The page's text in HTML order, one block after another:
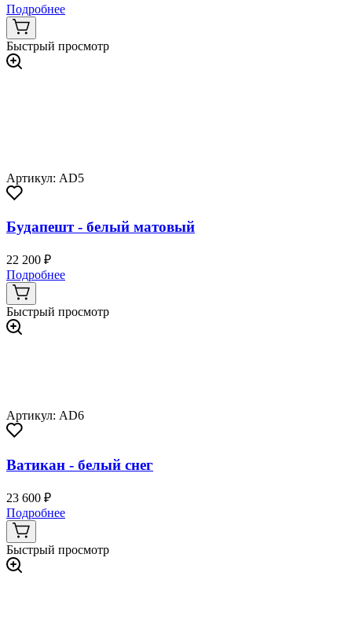
Подробнее
Быстрый просмотр
Артикул: AD5
Будапешт - белый матовый
22 200 ₽
Подробнее
Быстрый просмотр
Артикул: AD6
Ватикан - белый снег
23 600 ₽
Подробнее
Быстрый просмотр